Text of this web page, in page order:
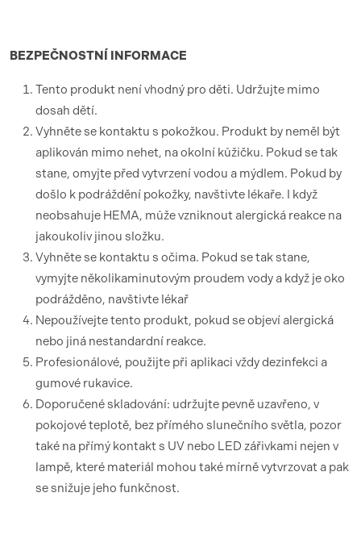
BEZPEČNOSTNÍ INFORMACE
Tento produkt není vhodný pro děti. Udržujte mimo
dosah dětí.
Vyhněte se kontaktu s pokožkou. Produkt by neměl být
aplikován mimo nehet, na okolní kůžičku. Pokud se tak
stane, omyjte před vytvrzení vodou a mýdlem. Pokud by
došlo k podráždění pokožky, navštivte lékaře. I když
neobsahuje HEMA, může vzniknout alergická reakce na
jakoukoliv jinou složku.
Vyhněte se kontaktu s očima. Pokud se tak stane,
vymyjte několikaminutovým proudem vody a když je oko
podrážděno, navštivte lékař
Nepoužívejte tento produkt, pokud se objeví alergická
nebo jiná nestandardní reakce.
Profesionálové, použijte při aplikaci vždy dezinfekci a
gumové rukavice.
Doporučené skladování: udržujte pevně uzavřeno, v
pokojové teplotě, bez přímého slunečního světla, pozor
také na přímý kontakt s UV nebo LED zářivkami nejen v
lampě, které materiál mohou také mírně vytvrzovat a pak
se snižuje jeho funkčnost.